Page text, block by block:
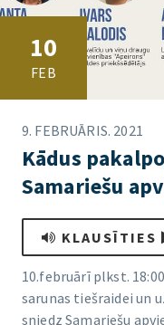
9. FEBRUĀRIS. 2021
Kādus
Samariešu
KLAUSĪTIES
10.februārī plkst.
sarunas tiešraidei un
sniedz Samariešu
10
FEB